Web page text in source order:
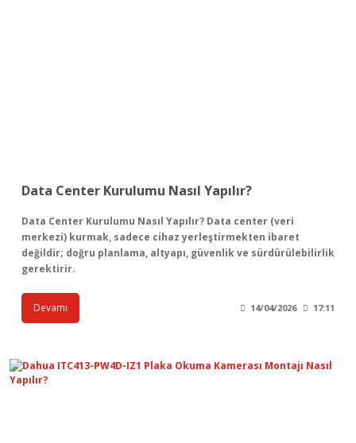
Data Center Kurulumu Nasıl Yapılır?
Data Center Kurulumu Nasıl Yapılır? Data center (veri
merkezi) kurmak, sadece cihaz yerleştirmekten ibaret
değildir; doğru planlama, altyapı, güvenlik ve sürdürülebilirlik
gerektirir.
Devamı 14/04/2026 17:11